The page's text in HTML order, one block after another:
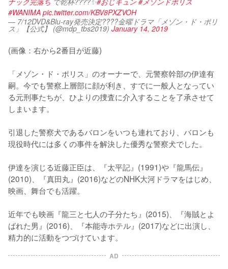
#WANIMA pic.twitter.com/KBV8PXZVOH
— 7/12DVD&Blu-ray発売決定????金曜ドラマ「メゾン・ド・ポリ
ス」【公式】 (@mdp_tbs2019) January 14, 2019
(画像：右から2番目が近藤)
「メゾン・ド・ポリス」のオーナーで、元警察幹部の伊達有
嗣。今でも警察上層部に顔が利き、すでに一般人となってい
る元刑事たちが、ひよりの捜査に介入することを了承させて
しまいます。
引退した警察犬であるバロンをいつも連れており、バロンも
現役時代には多くの事件を解決した優秀な警察犬でした。
伊達を演じる近藤正臣は、『太平記』(1991)や『龍馬伝』
(2010)、『真田丸』(2016)などのNHK大河ドラマをはじめ、
映画、舞台でも活躍。
近年でも映画『龍三と七人の子分たち』(2015)、『海賊とよ
ばれた男』(2016)、『本能寺ホテル』(2017)などに出演し、
精力的に活動をつづけています。
AD